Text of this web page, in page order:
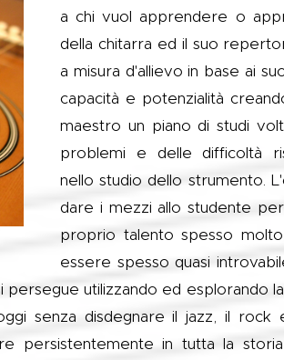
a chi vuol apprendere o
della chitarra ed il suo
a misura d'allievo in base ai
capacità e potenzialità
maestro un piano di studi
problemi e delle difficoltà
nello studio dello strumento.
dare i mezzi allo studente
proprio talento spesso
essere spesso quasi
utilizzando ed esplorando
senza disdegnare il jazz, il
persistentemente in tutta la